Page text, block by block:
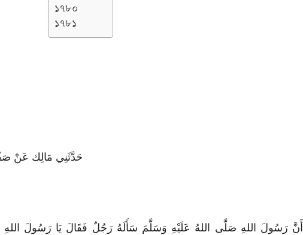
১৭৮০
১৭৮১
حَدَّثَنِي مَالِك عَنْ
أَنَّ رَسُولَ اللهِ صَلَّى اللهُ عَلَيْهِ وَسَلَّمَ سَأَلَهُ رَجُلٌ فَقَالَ يَا رَسُولَ